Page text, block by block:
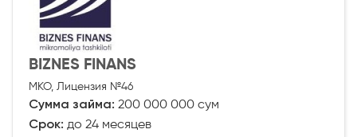
BIZNES FINANS
МКО, Лицензия №46
Сумма займа: 200 000 000 сум
Срок: до 24 месяцев